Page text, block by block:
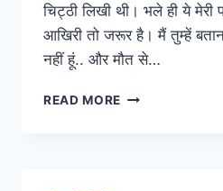
चिट्ठी लिखी थी। भले ही ये मेरी
आखिरी तो जरूर है। मैं तुम्हें
नहीं हूं.. और मौत से…
READ MORE MAZE